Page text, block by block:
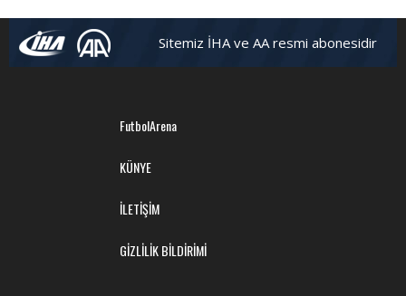
Sitemiz İHA ve AA resmi abonesidir
FutbolArena
KÜNYE
İLETİŞİM
GİZLİLİK BİLDİRİMİ